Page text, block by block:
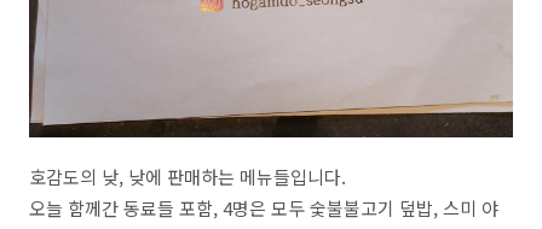
호감도의 낮, 낮에 판매하는 메뉴들입니다.
오늘 함께간 동료들 포함, 4명은 모두 숯불불고기 덮밥, 스미 야